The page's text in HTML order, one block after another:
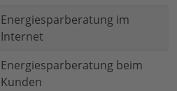
Energiesparberatung im
Internet
Energiesparberatung beim
Kunden